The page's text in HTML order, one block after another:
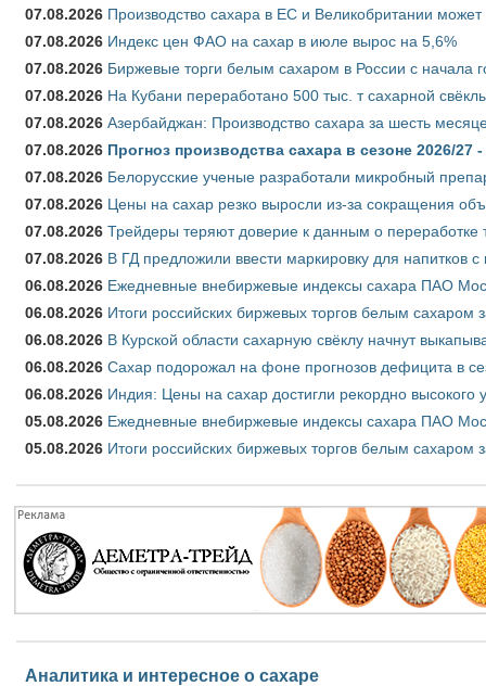
07.08.2026 Производство сахара в ЕС и Великобритании
07.08.2026 Индекс цен ФАО на сахар в июле вырос на 5,6%
07.08.2026 Биржевые торги белым сахаром в России с начала
07.08.2026 На Кубани переработано 500 тыс. т сахарной
07.08.2026 Азербайджан: Производство сахара за шесть
07.08.2026 Прогноз производства сахара в сезоне 2026/
07.08.2026 Белорусские ученые разработали микробный
07.08.2026 Цены на сахар резко выросли из-за сокращения
07.08.2026 Трейдеры теряют доверие к данным о переработке
07.08.2026 В ГД предложили ввести маркировку для напитков
06.08.2026 Ежедневные внебиржевые индексы сахара ПАО
06.08.2026 Итоги российских биржевых торгов белым сахаром
06.08.2026 В Курской области сахарную свёклу начнут
06.08.2026 Сахар подорожал на фоне прогнозов дефицита в
06.08.2026 Индия: Цены на сахар достигли рекордно высокого
05.08.2026 Ежедневные внебиржевые индексы сахара ПАО
05.08.2026 Итоги российских биржевых торгов белым сахаром
Аналитика и интересное о сахаре